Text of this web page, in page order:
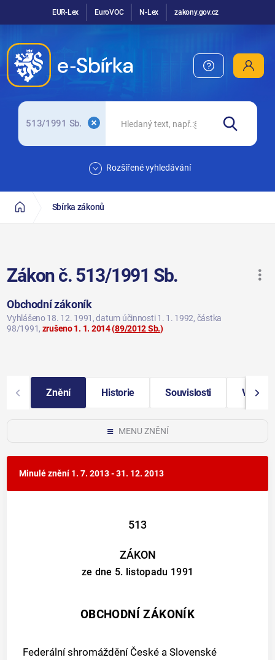
EUR-Lex EuroVOC N-Lex zakony.gov.cz
513/1991 Sb.
Rozšířené vyhledávání
Sbírka zákonů
Zákon č. 513/1991 Sb.
Obchodní zákoník
Vyhlášeno 18. 12. 1991 , datum účinnosti 1. 1. 1992, částka
98/1991, zrušeno 1. 1. 2014(89/2012 Sb.)
Znění Historie Souvislosti
MENU ZNĚNÍ
Minulé znění1. 7. 2013 - 31. 12. 2013
513
ZÁKON
ze dne 5. listopadu 1991
OBCHODNÍ ZÁKONÍK
Federální shromáždění České a Slovenské